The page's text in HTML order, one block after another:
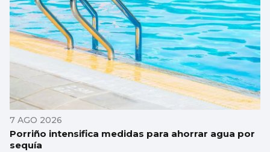
7 AGO 2026
Porriño intensifica medidas para ahorrar agua por
sequía